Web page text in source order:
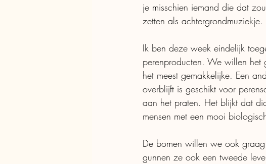
je misschien iemand die dat
zetten als achtergrondmuziekje.
Ik ben deze week eindelijk
perenproducten. We willen het
het meest gemakkelijke. Een
overblijft is geschikt voor
aan het praten. Het blijkt dat
mensen met een mooi
De bomen willen we ook
gunnen ze ook een tweede